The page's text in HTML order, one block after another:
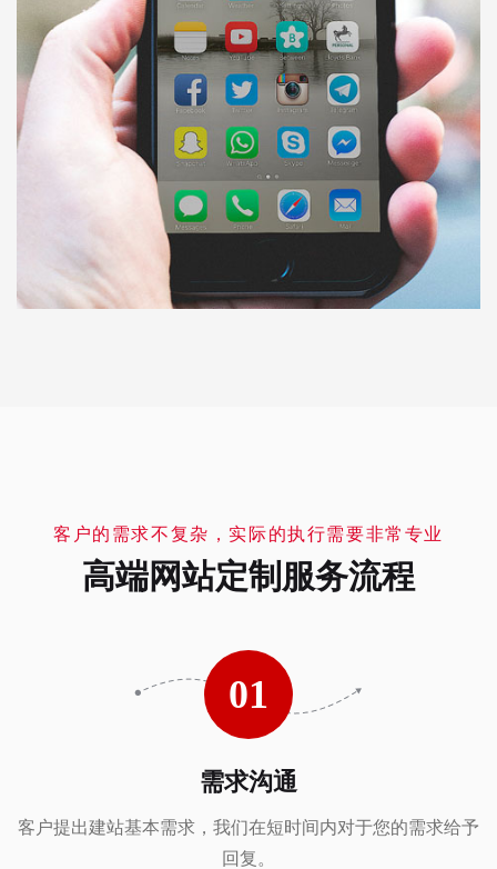
客户的需求不复杂，实际的执行需要非常专业
高端网站定制服务流程
需求沟通
客户提出建站基本需求，我们在短时间内对于您的需求给予
回复。